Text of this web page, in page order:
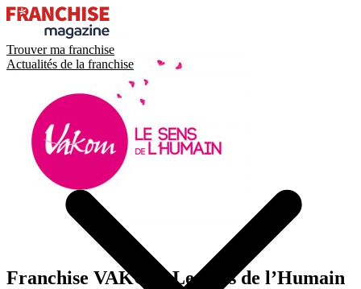
Trouver ma franchise
Actualités de la franchise
Franchise VAKOM Le Sens de l’Humain